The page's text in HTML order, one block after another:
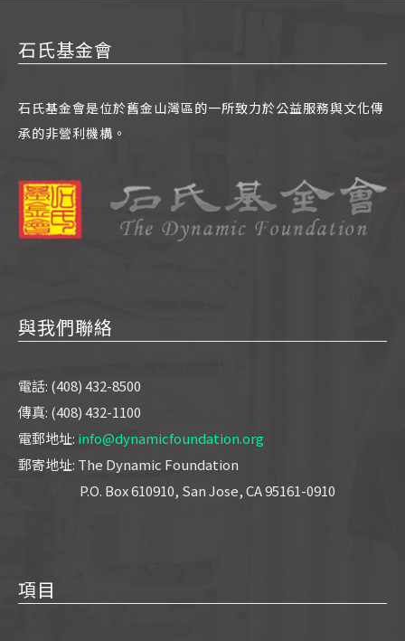
石氏基金會
石氏基金會是位於舊金山灣區的一所致力於公益服務與文化傳
承的非營利機構。
與我們聯絡
電話: (408) 432-8500
傳真: (408) 432-1100
電郵地址: info@dynamicfoundation.org
郵寄地址: The Dynamic Foundation
P.O. Box 610910, San Jose, CA 95161-0910
項目